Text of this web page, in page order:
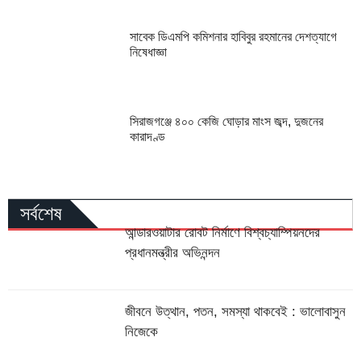
সাবেক ডিএমপি কমিশনার হাবিবুর রহমানের দেশত্যাগে
নিষেধাজ্ঞা
সিরাজগঞ্জে ৪০০ কেজি ঘোড়ার মাংস জব্দ, দুজনের
কারাদণ্ড
সর্বশেষ
আন্ডারওয়াটার রোবট নির্মাণে বিশ্বচ্যাম্পিয়নদের
প্রধানমন্ত্রীর অভিনন্দন
জীবনে উত্থান, পতন, সমস্যা থাকবেই : ভালোবাসুন
নিজেকে